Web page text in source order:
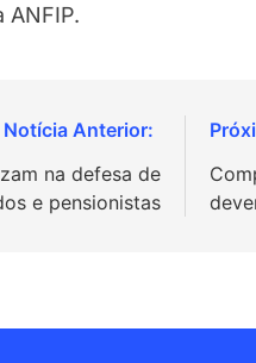
ANFIP.
na defesa de
e pensionistas